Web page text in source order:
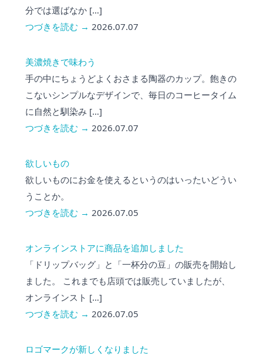
分では選ばなか […]
つづきを読む → 2026.07.07
美濃焼きで味わう
手の中にちょうどよくおさまる陶器のカップ。飽きの
こないシンプルなデザインで、毎日のコーヒータイム
に自然と馴染み […]
つづきを読む → 2026.07.07
欲しいもの
欲しいものにお金を使えるというのはいったいどうい
うことか。
つづきを読む → 2026.07.05
オンラインストアに商品を追加しました
「ドリップバッグ」と「一杯分の豆」の販売を開始し
ました。 これまでも店頭では販売していましたが、
オンラインスト […]
つづきを読む → 2026.07.05
ロゴマークが新しくなりました